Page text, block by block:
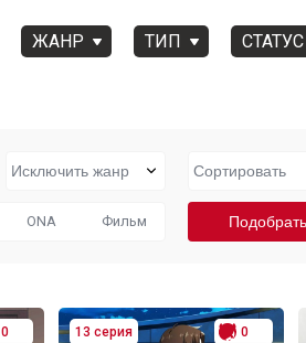
ЖАНР ТИП СТАТУС
ONA Фильм
0
13 серия
0